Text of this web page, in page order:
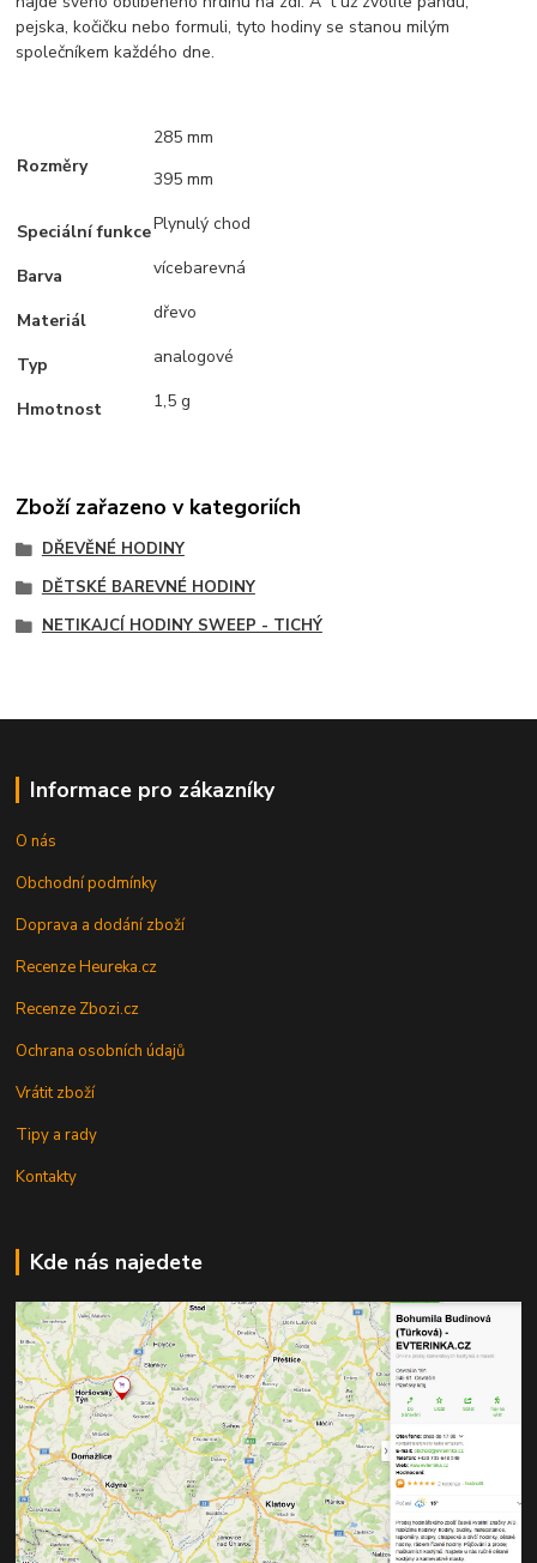
pejska, kočičku nebo formuli, tyto hodiny se stanou milým
společníkem každého dne.
Rozměry
285 mm
395 mm
Speciální funkcePlynulý chod
Barva vícebarevná
Materiál dřevo
Typ analogové
Hmotnost 1,5 g
Zboží zařazeno v kategoriích
DŘEVĚNÉ HODINY
DĚTSKÉ BAREVNÉ HODINY
NETIKAJCÍ HODINY SWEEP - TICHÝ
Informace pro zákazníky
O nás
Obchodní podmínky
Doprava a dodání zboží
Recenze Heureka.cz
Recenze Zbozi.cz
Ochrana osobních údajů
Vrátit zboží
Tipy a rady
Kontakty
Kde nás najedete